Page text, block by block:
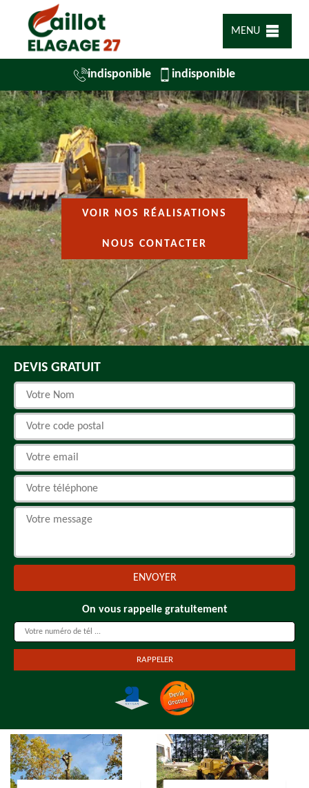
MENU
indisponible indisponible
VOIR NOS RÉALISATIONS
NOUS CONTACTER
DEVIS GRATUIT
On vous rappelle gratuitement